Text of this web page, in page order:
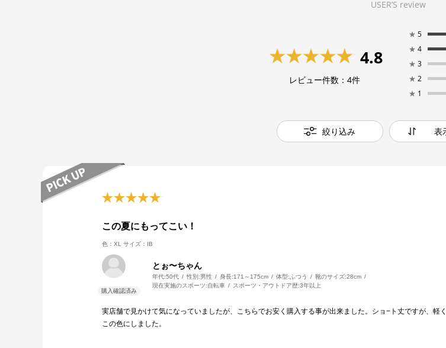
USER’S review
4.8
レビュー件数：4件
★ 5
★ 4
★ 3
★ 2
★ 1
絞り込み 表
この夏にもってこい！
色：XL サイズ：IB
とぉ〜ちゃん
年代:50代 性別:男性 身長:171～175cm 体型: ふつう 靴のサイズ:28cm
現在実施のスポーツ:自転車 スポーツ・アウトドア歴:3年以上
実店舗で見かけて気になっていましたが、こちらでお安く購入する事が出来ました。ショ−ト丈ですが、
この色にしました。